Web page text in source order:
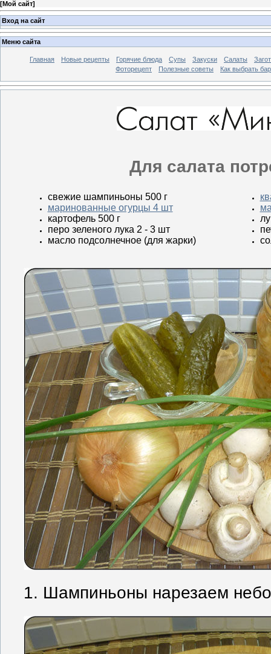
[Мой сайт]
Вход на сайт
Меню сайта
Главная Новые рецепты Горячие блюда Супы Закуски Салаты
Фоторецепт
Полезные советы Как выбрать
Для салата
свежие шампиньоны 500 г
маринованные огурцы 4 шт
картофель 500 г
перо зеленого лука 2 - 3 шт
масло подсолнечное (для жарки)
1. Шампиньоны нарезаем